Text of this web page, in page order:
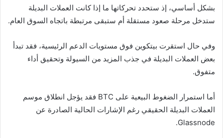
بشكل أساسي، إذ ستحدد تحركاتها ما إذا كانت العملات البديلة
ستدخل مرحلة صعود مستقلة أم ستبقى مرتبطة باتجاه السوق العام.
وفي حال استقرت بيتكوين فوق مستويات الدعم الرئيسية، فقد تبدأ
بعض العملات البديلة في جذب المزيد من السيولة وتحقيق أداء
متفوق.
أما استمرار الضغوط البيعية على BTC فقد يؤجل انطلاق موسم
العملات البديلة الحقيقي رغم الإشارات الحالية الصادرة عن
Glassnode.